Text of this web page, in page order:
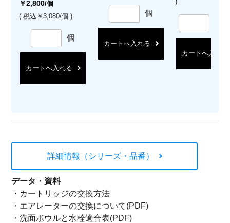
￥2,800/個
( 税込￥3,080/個 )
個
カートへ入れる
個
カートへ入れる
カートへ入れる
詳細情報（シリーズ・品番）
データ・資料
・ カートリッジの交換方法
・ エアレーターの交換について(PDF)
・洗面ボウルと水栓適合表(PDF)